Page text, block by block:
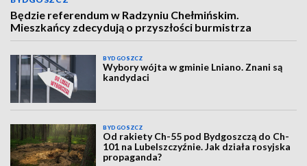
Będzie referendum w Radzyniu Chełmińskim.
Mieszkańcy zdecydują o przyszłości burmistrza
BYDGOSZCZ
Wybory wójta w gminie Lniano. Znani są
kandydaci
BYDGOSZCZ
Od rakiety Ch-55 pod Bydgoszczą do Ch-
101 na Lubelszczyźnie. Jak działa rosyjska
propaganda?